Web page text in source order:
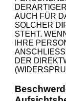
AUCH FÜR
SOLCHER
STEHT.
IHRE
DER